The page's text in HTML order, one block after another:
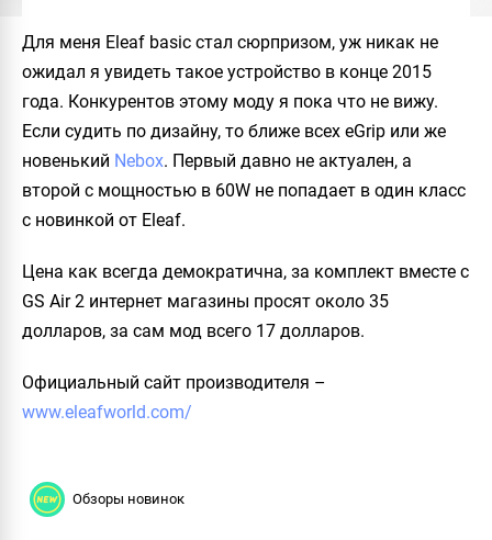
Для меня Eleaf basic стал сюрпризом, уж никак не
ожидал я увидеть такое устройство в конце 2015
года. Конкурентов этому моду я пока что не вижу.
Если судить по дизайну, то ближе всех eGrip или же
новенький Nebox. Первый давно не актуален, а
второй с мощностью в 60W не попадает в один класс
с новинкой от Eleaf.
Цена как всегда демократична, за комплект вместе с
GS Air 2 интернет магазины просят около 35
долларов, за сам мод всего 17 долларов.
Официальный сайт производителя –
www.eleafworld.com/
Обзоры новинок